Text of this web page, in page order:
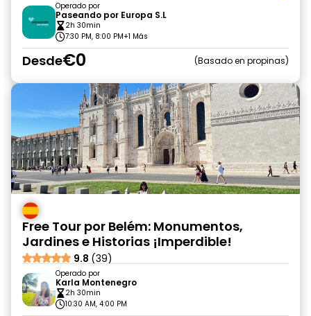
Operado por
Paseando por Europa S.L
2h 30min
7:30 PM, 8:00 PM+1 Más
Desde€0 Basado en propinas
Free Tour por Belém: Monumentos,
Jardines e Historias ¡Imperdible!
9.8 (39)
Operado por
Karla Montenegro
2h 30min
10:30 AM, 4:00 PM